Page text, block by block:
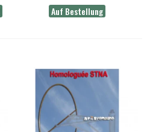
Auf Bestellung